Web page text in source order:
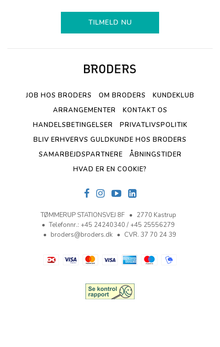
TILMELD NU
JOB HOS BRODERS OM BRODERS
KUNDEKLUB
ARRANGEMENTER
KONTAKT OS
HANDELSBETINGELSER
PRIVATLIVSPOLITIK
BLIV ERHVERVS GULDKUNDE HOS BRODERS
SAMARBEJDSPARTNERE
ÅBNINGSTIDER
HVAD ER EN COOKIE?
TØMMERUP STATIONSVEJ 8F
2770 Kastrup
Telefonnr.: +45 24240340 / +45 25556279
broders@broders.dk
CVR. 37 70 24 39